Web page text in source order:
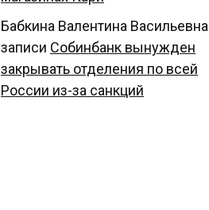
Бабкина Валентина Васильевна
записи Собинбанк вынужден
закрывать отделения по всей
России из-за санкций